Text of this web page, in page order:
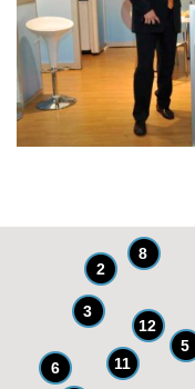
11
12
5
8
2
6
3